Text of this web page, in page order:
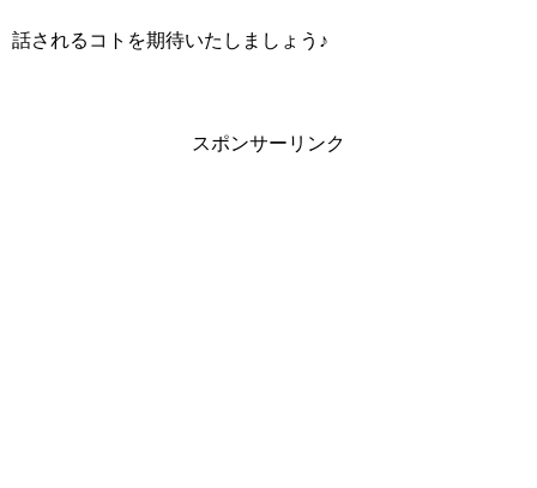
話されるコトを期待いたしましょう♪
スポンサーリンク